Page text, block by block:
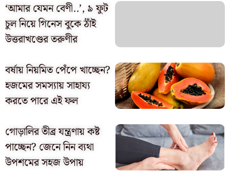
‘আমার যেমন বেণী..’, ৯ ফুট
চুল নিয়ে গিনেস বুকে ঠাঁই
উত্তরাখণ্ডের তরুণীর
বর্ষায় নিয়মিত পেঁপে খাচ্ছেন?
হজমের সমস্যায় সাহায্য
করতে পারে এই ফল
গোড়ালির তীব্র যন্ত্রণায় কষ্ট
পাচ্ছেন? জেনে নিন ব্যথা
উপশমের সহজ উপায়